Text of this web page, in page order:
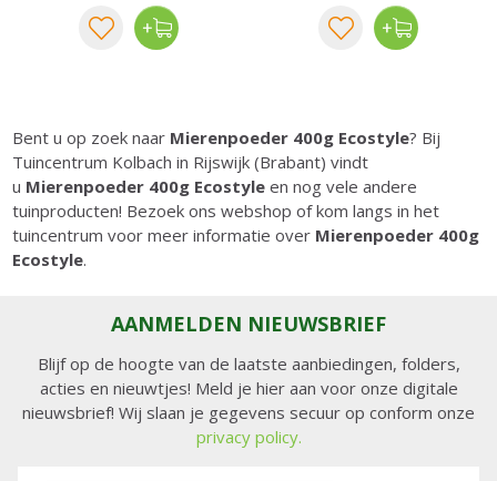
Bent u op zoek naar Mierenpoeder 400g Ecostyle? Bij
Tuincentrum Kolbach in Rijswijk (Brabant) vindt
u Mierenpoeder 400g Ecostyle en nog vele andere
tuinproducten! Bezoek ons webshop of kom langs in het
tuincentrum voor meer informatie over Mierenpoeder 400g
Ecostyle.
AANMELDEN NIEUWSBRIEF
Blijf op de hoogte van de laatste aanbiedingen, folders,
acties en nieuwtjes! Meld je hier aan voor onze digitale
nieuwsbrief! Wij slaan je gegevens secuur op conform onze
privacy policy.